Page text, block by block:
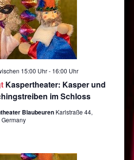
Kaspertheater: Kasper und
im Schloss
15:00 Uhr- 16:00 Uhr
Blaubeuren Karlstraße 44,